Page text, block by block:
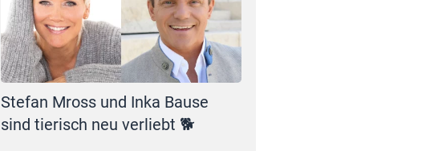
Stefan Mross und Inka Bause
sind tierisch neu verliebt 🐕